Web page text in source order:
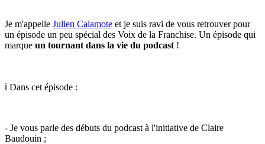
Je m'appelle Julien Calamote et je suis ravi de vous retrouver pour
un épisode un peu spécial des Voix de la Franchise. Un épisode qui
marque un tournant dans la vie du podcast !
ℹ️ Dans cet épisode :
- Je vous parle des débuts du podcast à l'initiative de Claire
Baudouin ;